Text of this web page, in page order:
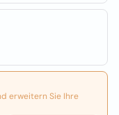
erweitern Sie Ihre